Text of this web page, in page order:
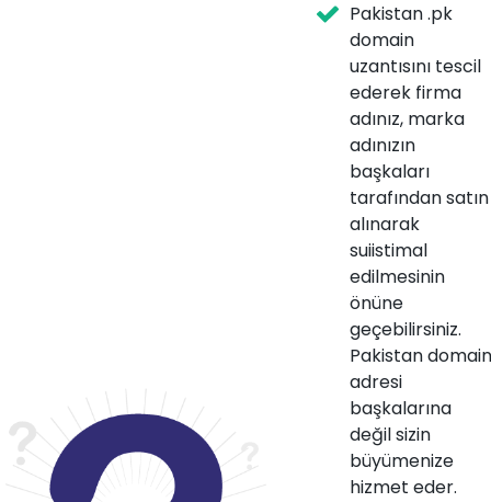
Pakistan .pk
domain
uzantısını tescil
ederek firma
adınız, marka
adınızın
başkaları
tarafından satın
alınarak
suiistimal
edilmesinin
önüne
geçebilirsiniz.
Pakistan domain
adresi
başkalarına
değil sizin
büyümenize
hizmet eder.